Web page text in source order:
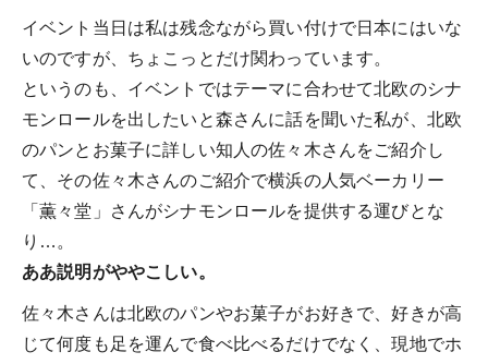
イベント当日は私は残念ながら買い付けで日本にはいな
いのですが、ちょこっとだけ関わっています。
というのも、イベントではテーマに合わせて北欧のシナ
モンロールを出したいと森さんに話を聞いた私が、北欧
のパンとお菓子に詳しい知人の佐々木さんをご紹介し
て、その佐々木さんのご紹介で横浜の人気ベーカリー
「薫々堂」さんがシナモンロールを提供する運びとな
り…。
ああ説明がややこしい。
佐々木さんは北欧のパンやお菓子がお好きで、好きが高
じて何度も足を運んで食べ比べるだけでなく、現地でホ